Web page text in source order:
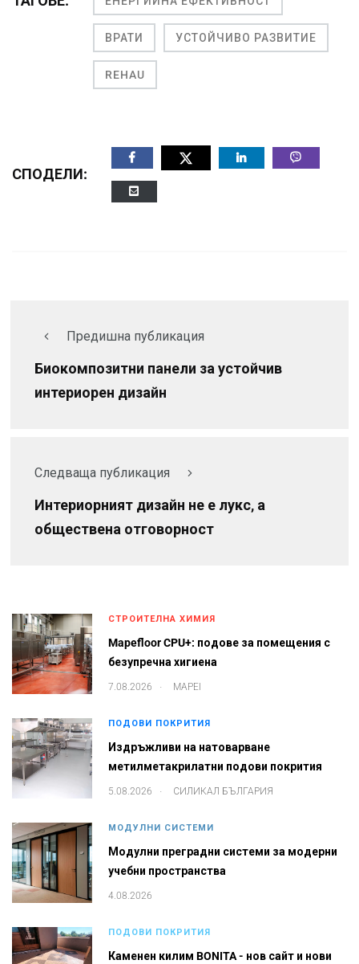
ВРАТИ УСТОЙЧИВО РАЗВИТИЕ
REHAU
СПОДЕЛИ:
Предишна публикация
Биокомпозитни панели за устойчив
интериорен дизайн
Следваща публикация
Интериорният дизайн не е лукс, а
обществена отговорност
СТРОИТЕЛНА ХИМИЯ
Mapefloor CPU+: подове за помещения с
безупречна хигиена
7.08.2026 . MAPEI
ПОДОВИ ПОКРИТИЯ
Издръжливи на натоварване
метилметакрилатни подови покрития
5.08.2026 . СИЛИКАЛ БЪЛГАРИЯ
МОДУЛНИ СИСТЕМИ
Модулни преградни системи за модерни
учебни пространства
4.08.2026
ПОДОВИ ПОКРИТИЯ
Каменен килим BONITA - нов сайт и нови